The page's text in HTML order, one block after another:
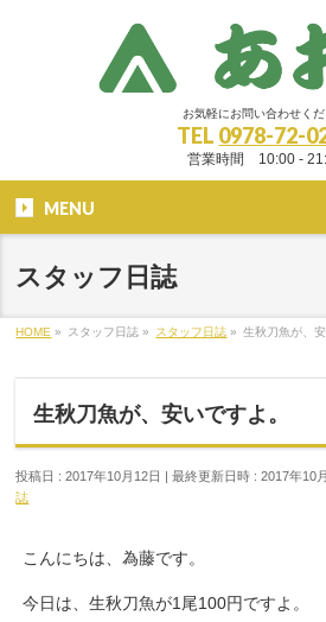
お気軽にお問い合わせく
TEL 0978-72-
営業時間 10:00 -
MENU
スタッフ日誌
HOME » スタッフ日誌 » スタッフ日誌 » 生秋刀魚が、安
生秋刀魚が、安いですよ。
投稿日 : 2017年10月12日 最終更新日時 : 2017年10
誌
こんにちは、為藤です。
今日は、生秋刀魚が1尾100円ですよ。